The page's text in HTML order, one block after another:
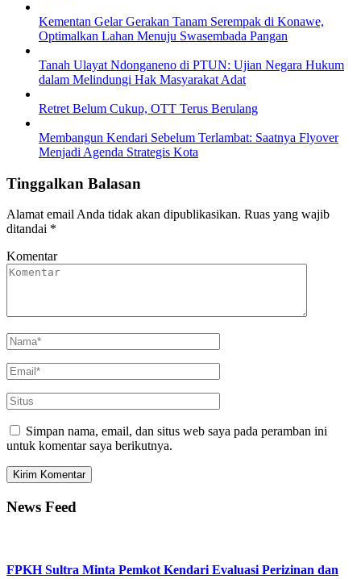
Kementan Gelar Gerakan Tanam Serempak di Konawe,
Optimalkan Lahan Menuju Swasembada Pangan
Tanah Ulayat Ndonganeno di PTUN: Ujian Negara Hukum
dalam Melindungi Hak Masyarakat Adat
Retret Belum Cukup, OTT Terus Berulang
Membangun Kendari Sebelum Terlambat: Saatnya Flyover
Menjadi Agenda Strategis Kota
Tinggalkan Balasan
Alamat email Anda tidak akan dipublikasikan. Ruas yang wajib
ditandai *
Komentar
Simpan nama, email, dan situs web saya pada peramban ini
untuk komentar saya berikutnya.
News Feed
FPKH Sultra Minta Pemkot Kendari Evaluasi Perizinan dan